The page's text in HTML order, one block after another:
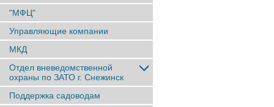
"МФЦ"
Управляющие компании
МКД
Отдел вневедомственной
охраны по ЗАТО г. Снежинск
Поддержка садоводам